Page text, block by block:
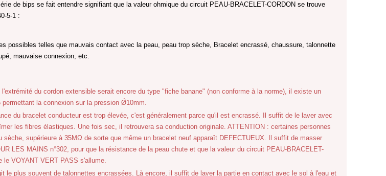
de bips se fait entendre signifiant que la valeur ohmique du circuit PEAU-BRACELET-CORDON se trouve
5-1 :
possibles telles que mauvais contact avec la peau, peau trop sèche, Bracelet encrassé, chaussure, talonnette
mauvaise connexion, etc.
du cordon extensible serait encore du type "fiche banane" (non conforme à la norme), il existe un
la connexion sur la pression Ǿ10mm.
du bracelet conducteur est trop élevée, c'est généralement parce qu'il est encrassé. Il suffit de le laver avec
les fibres élastiques. Une fois sec, il retrouvera sa conduction originale. ATTENTION : certaines personnes
sèche, supérieure à 35MΩ de sorte que même un bracelet neuf apparaît DEFECTUEUX. Il suffit de masser
LES MAINS n°302, pour que la résistance de la peau chute et que la valeur du circuit PEAU-BRACELET-
le VOYANT VERT PASS s'allume.
le plus souvent de talonnettes encrassées. Là encore, il suffit de laver la partie en contact avec le sol à l'eau et